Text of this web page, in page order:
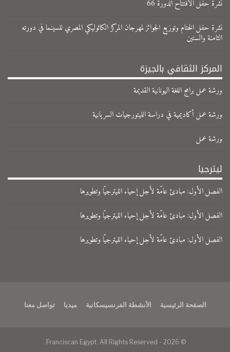
نشرة حفل الافتتاح الدورة 66
نشرة حفل الختام وتوزيع الجوائز لمهرجان المركز الكاثوليكي المصري للسينما في دورته
الثامنة والستين
المركز الثقافي بالجيزة
ورشة عمل برامج اللغة اليونانية القديمة
ورشة عمل أكاديمية في دراسة الليتورجيات السريانية
ورشة عمل
ليترجيا
الفصل الأول: مبادئ عامّة لأجل إحياء الليترجيّا وتطويرها
الفصل الأول: مبادئ عامّة لأجل إحياء الليترجيّا وتطويرها
الفصل الأول: مبادئ عامّة لأجل إحياء الليترجيّا وتطويرها
الصفحة الرئيسية الأنشطة الفرنسيسكانية ميديا تواصل معنا
© 2026 - Franciscan Egypt. All Rights Reserved.